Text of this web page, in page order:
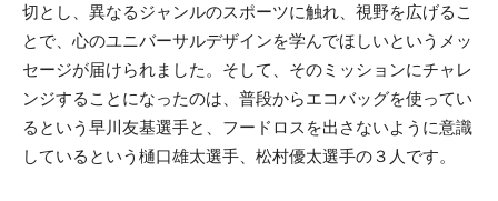
切とし、異なるジャンルのスポーツに触れ、視野を広げるこ
とで、心のユニバーサルデザインを学んでほしいというメッ
セージが届けられました。そして、そのミッションにチャレ
ンジすることになったのは、普段からエコバッグを使ってい
るという早川友基選手と、フードロスを出さないように意識
しているという樋口雄太選手、松村優太選手の３人です。